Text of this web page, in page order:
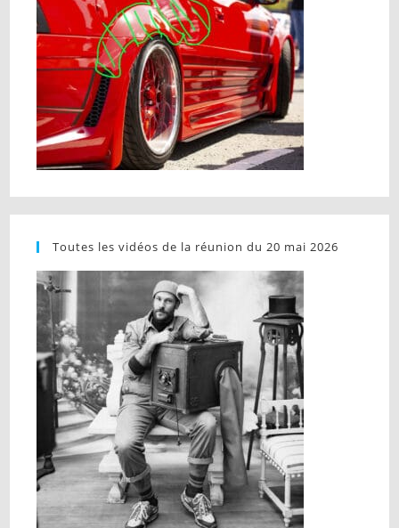
Toutes les vidéos de la réunion du 20 mai 2026